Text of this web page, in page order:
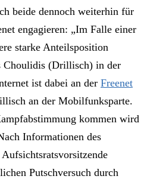
beide dennoch weiterhin für
engagieren: „Im Falle einer
starke Anteilsposition
Choulidis (Drillisch) in der
ist dabei an der Freenet
an der Mobilfunksparte.
kommen wird
Informationen des
Putschversuch durch